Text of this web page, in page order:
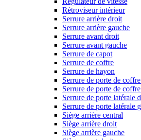
Rétroviseur intérieur
Serrure arrière droit
Serrure arrière gauche
Serrure avant droit
Serrure avant gauche
Serrure de capot
Serrure de coffre
Serrure de hayon
Serrure de porte de
Serrure de porte de
Serrure de porte latérale
Serrure de porte latérale
Siège arrière central
Siège arrière droit
Siège arrière gauche